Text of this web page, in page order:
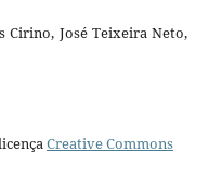
Cirino, José Teixeira Neto,
Creative Commons